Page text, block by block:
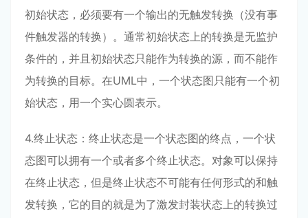
初始状态，必须要有一个输出的无触发转换（没有事
件触发器的转换）。通常初始状态上的转换是无监护
条件的，并且初始状态只能作为转换的源，而不能作
为转换的目标。在UML中，一个状态图只能有一个初
始状态，用一个实心圆表示。
4.终止状态：终止状态是一个状态图的终点，一个状
态图可以拥有一个或者多个终止状态。对象可以保持
在终止状态，但是终止状态不可能有任何形式的和触
发转换，它的目的就是为了激发封装状态上的转换过